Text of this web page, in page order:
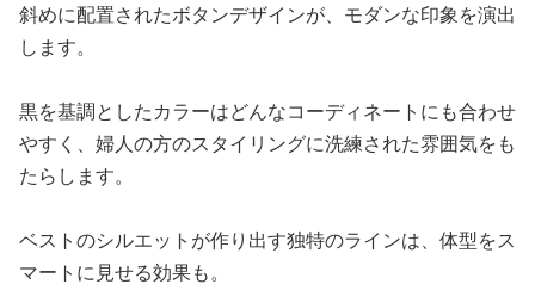
斜めに配置されたボタンデザインが、モダンな印象を演出
します。
黒を基調としたカラーはどんなコーディネートにも合わせ
やすく、婦人の方のスタイリングに洗練された雰囲気をも
たらします。
ベストのシルエットが作り出す独特のラインは、体型をス
マートに見せる効果も。